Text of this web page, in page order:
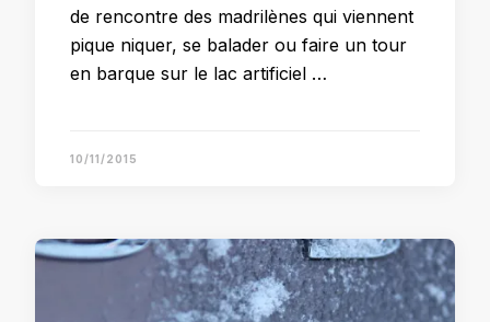
de rencontre des madrilènes qui viennent
pique niquer, se balader ou faire un tour
en barque sur le lac artificiel …
10/11/2015